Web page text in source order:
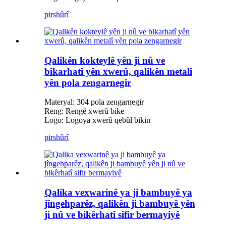
pirshûrî
Qalikên kokteylê yên ji nû ve
bikarhatî yên xwerû, qalikên metalî
yên pola zengarnegir
Materyal: 304 pola zengarnegir
Reng: Rengê xwerû bike
Logo: Logoya xwerû qebûl bikin
pirshûrî
Qalika vexwarinê ya ji bambuyê ya
jîngehparêz, qalikên ji bambuyê yên
ji nû ve bikêrhatî sifir bermayiyê